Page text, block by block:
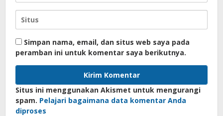
Simpan nama, email, dan situs web saya pada
peramban ini untuk komentar saya berikutnya.
Situs ini menggunakan Akismet untuk mengurangi
spam. Pelajari bagaimana data komentar Anda
diproses